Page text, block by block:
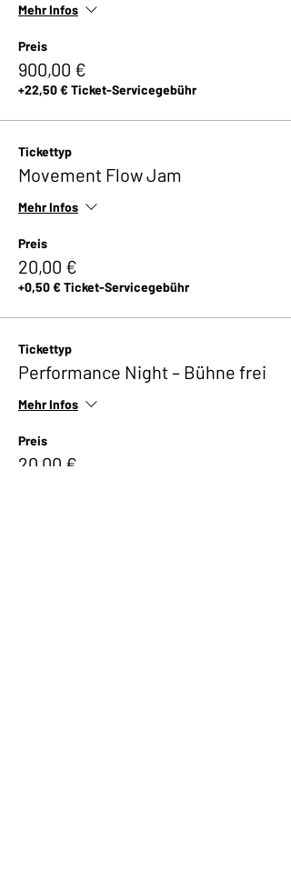
Mehr Infos
Preis
900,00 €
+22,50 € Ticket-Servicegebühr
Tickettyp
Movement Flow Jam
Mehr Infos
Preis
20,00 €
+0,50 € Ticket-Servicegebühr
Tickettyp
Performance Night – Bühne frei
Mehr Infos
Preis
20,00 €